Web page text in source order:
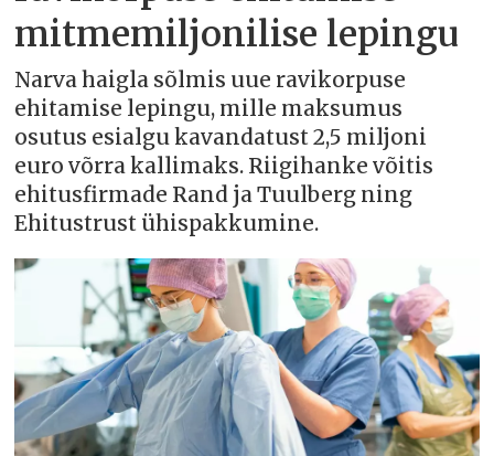
mitmemiljonilise lepingu
Narva haigla sõlmis uue ravikorpuse
ehitamise lepingu, mille maksumus
osutus esialgu kavandatust 2,5 miljoni
euro võrra kallimaks. Riigihanke võitis
ehitusfirmade Rand ja Tuulberg ning
Ehitustrust ühispakkumine.